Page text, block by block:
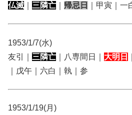
仏滅
三隣亡 帰忌日 ｜甲寅｜一
1953/1/7(水)
友引｜ 三隣亡 ｜八専間日｜ 大明日
｜戊午｜六白｜執｜参
1953/1/19(月)